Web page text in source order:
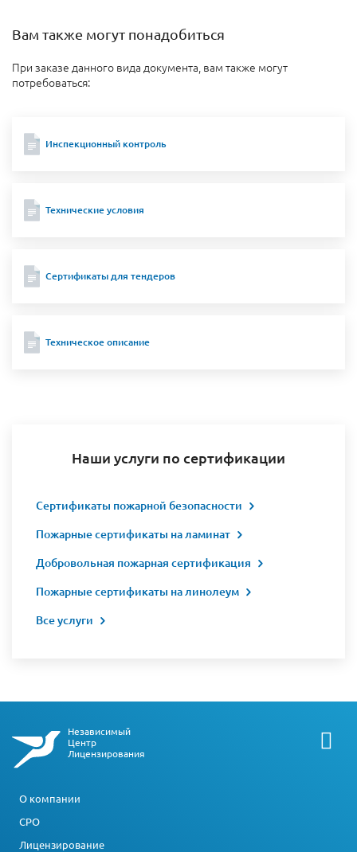
Вам также могут понадобиться
При заказе данного вида документа, вам также могут
потребоваться:
Инспекционный контроль
Технические условия
Сертификаты для тендеров
Техническое описание
Наши услуги по сертификации
Сертификаты пожарной безопасности
Пожарные сертификаты на ламинат
Добровольная пожарная сертификация
Пожарные сертификаты на линолеум
Все услуги
Независимый
Центр
Лицензирования
О компании
СРО
Лицензирование